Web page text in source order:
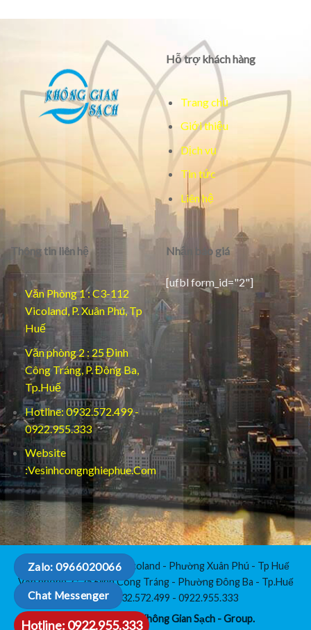
Hỗ trợ khách hàng
Trang chủ
Giới thiệu
Dịch vụ
Tin tức
Liên hệ
Thông tin liên hệ
Văn Phòng 1 : C3-112
Vicoland, P. Xuân Phú, Tp
Huế
Văn phòng 2 : 25 Đinh
Công Tráng, P. Đông Ba,
Tp.Huế
Hotline: 0932.572.499 -
0922.955.333
Website
:Vesinhcongnghiephue.Com
Nhận báo giá
[ufbl form_id="2"]
Văn Phòng 1 : C3-112 Vicoland - Phường Xuân Phú - Tp Huế
Văn phòng 2 : 25 Đinh Công Tráng - Phường Đông Ba - Tp.Huế
Hotline: 0932.572.499 - 0922.955.333
Copyright 2026 ©Không Gian Sạch - Group.
Zalo: 0966020066
Chat Messenger
Hotline: 0922.955.333